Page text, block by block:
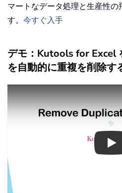
マートなデータ処理と生産性の
す。 今すぐ入手
デモ：Kutools for Excel
を自動的に重複を削除す
Play